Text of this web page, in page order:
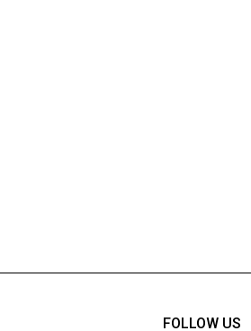
FOLLOW US